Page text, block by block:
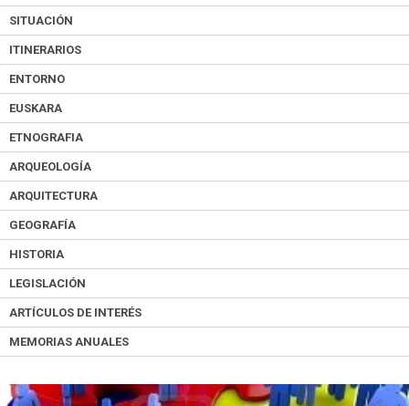
SITUACIÓN
ITINERARIOS
ENTORNO
EUSKARA
ETNOGRAFIA
ARQUEOLOGÍA
ARQUITECTURA
GEOGRAFÍA
HISTORIA
LEGISLACIÓN
ARTÍCULOS DE INTERÉS
MEMORIAS ANUALES